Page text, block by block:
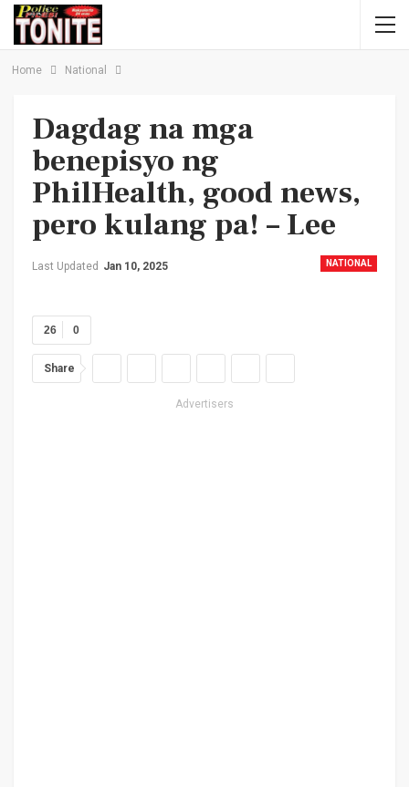
Home National
Dagdag na mga
benepisyo ng
PhilHealth, good news,
pero kulang pa! – Lee
NATIONAL
Last Updated Jan 10, 2025
0
26
Share
Advertisers